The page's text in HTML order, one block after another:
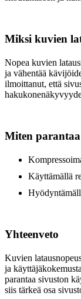
Miksi kuvien
Nopea kuvien
ja vähentää
ilmoittanut, että
Miten
Käyttämällä
Yhteenveto
Kuvien
ja
parantaa sivuston
siis tärkeä osa